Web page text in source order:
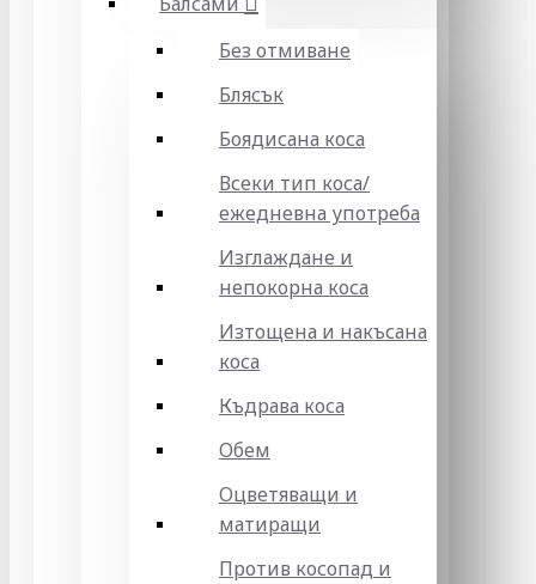
Без отмиване
Блясък
Боядисана коса
Всеки тип коса/
ежедневна употреба
Изглаждане и
непокорна коса
Изтощена и накъсана
коса
Къдрава коса
Обем
Оцветяващи и
матиращи
Против косопад и